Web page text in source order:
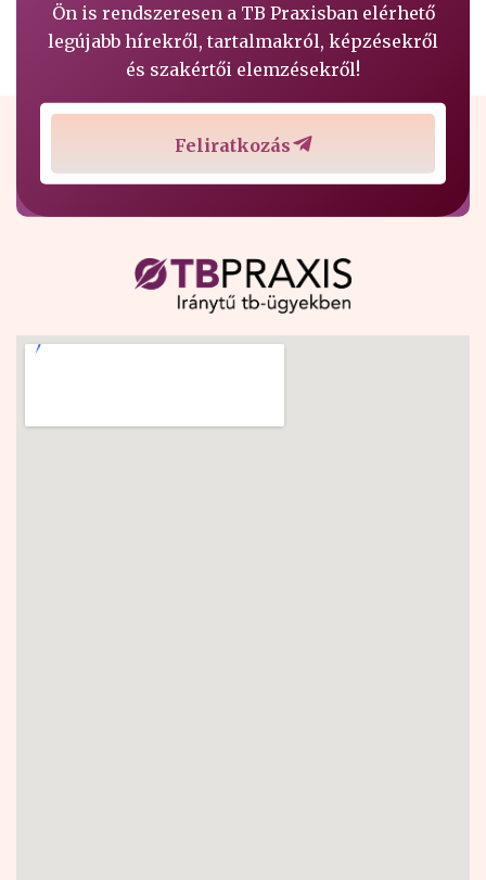
Ön is rendszeresen a TB Praxisban elérhető
legújabb hírekről, tartalmakról, képzésekről
és szakértői elemzésekről!
Feliratkozás